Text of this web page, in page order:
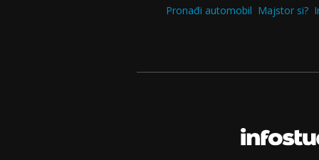
Pronađi automobil Majstor si?